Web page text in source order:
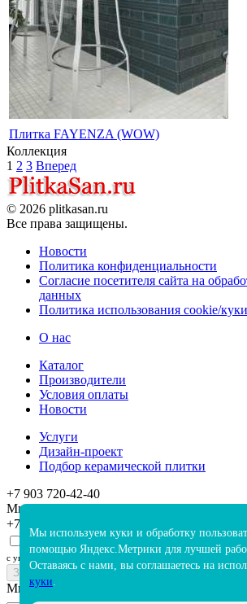
Плитка FAYENZA (WOW)
Коллекция
1 2 3 Вперед
© 2026 plitkasan.ru
Все права защищены.
Новости
Политика конфиденциальности
Согласие посетителя сайта на
данных
Политика использования cookie/
О нас
Каталог
Производители
Условия оплаты
Новости
Услуги
Дизайн-проект
Подбор керамической плитки
+7 903 720-42-40
Мы вам перезвоним
+7
я прочитал и даю свое согласие на обработку
с указанными здесь условиями
Мы в социальных сетях
Мы используем куки и обработку
помощью Яндекс.Метрики для лучшей
Оставаясь с нами, вы соглашаетесь на
куки.